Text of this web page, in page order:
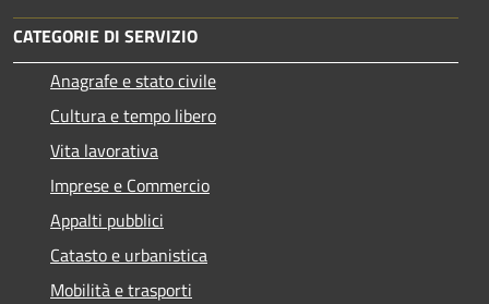
CATEGORIE DI SERVIZIO
Anagrafe e stato civile
Cultura e tempo libero
Vita lavorativa
Imprese e Commercio
Appalti pubblici
Catasto e urbanistica
Mobilità e trasporti